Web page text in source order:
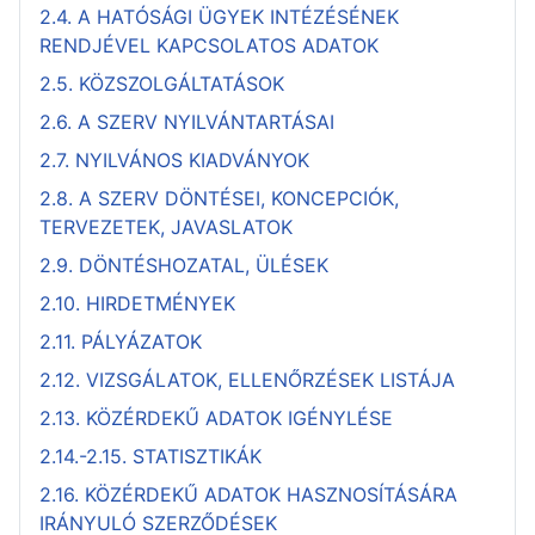
2.4. A HATÓSÁGI ÜGYEK INTÉZÉSÉNEK
RENDJÉVEL KAPCSOLATOS ADATOK
2.5. KÖZSZOLGÁLTATÁSOK
2.6. A SZERV NYILVÁNTARTÁSAI
2.7. NYILVÁNOS KIADVÁNYOK
2.8. A SZERV DÖNTÉSEI, KONCEPCIÓK,
TERVEZETEK, JAVASLATOK
2.9. DÖNTÉSHOZATAL, ÜLÉSEK
2.10. HIRDETMÉNYEK
2.11. PÁLYÁZATOK
2.12. VIZSGÁLATOK, ELLENŐRZÉSEK LISTÁJA
2.13. KÖZÉRDEKŰ ADATOK IGÉNYLÉSE
2.14.-2.15. STATISZTIKÁK
2.16. KÖZÉRDEKŰ ADATOK HASZNOSÍTÁSÁRA
IRÁNYULÓ SZERZŐDÉSEK